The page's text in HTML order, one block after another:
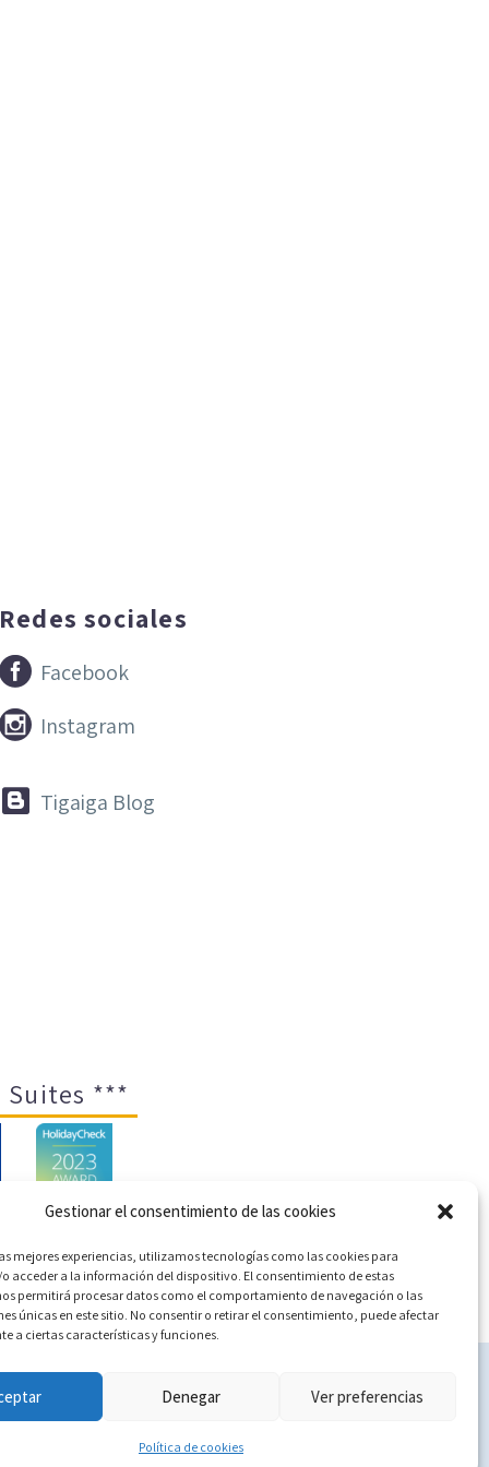
Gestionar el consentimiento de las cookies
mejores experiencias, utilizamos tecnologías como las cookies para
acceder a la información del dispositivo. El consentimiento de estas
permitirá procesar datos como el comportamiento de navegación o las
únicas en este sitio. No consentir o retirar el consentimiento, puede afectar
a ciertas características y funciones.
Denegar Ver preferencias
Política de cookies
Redes sociales

 Facebook

 Instagram

 Tigaiga Blog
Suites ***
de cookies (UE)